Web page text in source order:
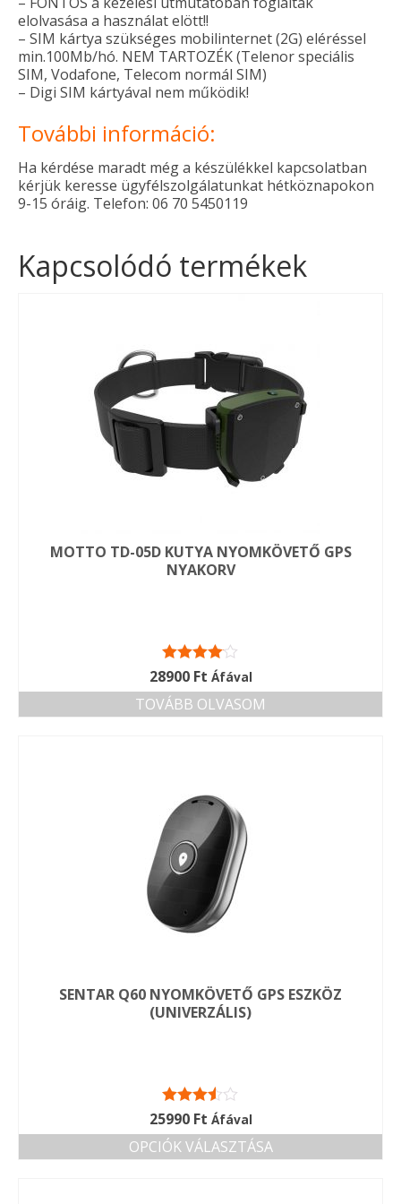
elolvasása a használat elött!!
– SIM kártya szükséges mobilinternet (2G) eléréssel
min.100Mb/hó. NEM TARTOZÉK (Telenor speciális
SIM, Vodafone, Telecom normál SIM)
– Digi SIM kártyával nem működik!
További információ:
Ha kérdése maradt még a készülékkel kapcsolatban
kérjük keresse ügyfélszolgálatunkat hétköznapokon
9-15 óráig. Telefon: 06 70 5450119
Kapcsolódó termékek
MOTTO TD-05D KUTYA NYOMKÖVETŐ GPS
NYAKORV
Értékelés:
28900 Ft Áfával
TOVÁBB OLVASOM
SENTAR Q60 NYOMKÖVETŐ GPS ESZKÖZ
(UNIVERZÁLIS)
Értékelés:
25990 Ft Áfával
OPCIÓK VÁLASZTÁSA